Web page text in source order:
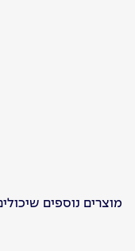
מוצרים נוספים